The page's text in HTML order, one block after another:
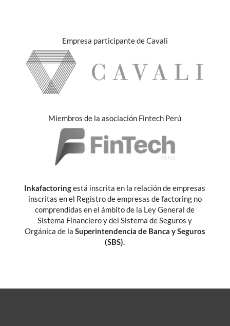
Empresa participante de Cavali
Miembros de la asociación Fintech Perú
Inkafactoringestá inscrita en la relación de empresas
inscritas en el Registro de empresas de factoring no
comprendidas en el ámbito de la Ley General de
Sistema Financiero y del Sistema de Seguros y
Orgánica de la Superintendencia de Banca y Seguros
(SBS).